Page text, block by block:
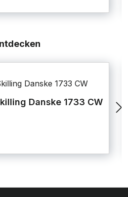
Danske 1733 CW